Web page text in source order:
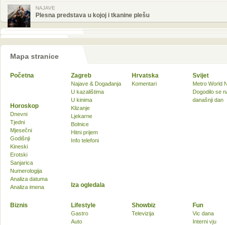
NAJAVE
Plesna predstava u kojoj i tkanine plešu
Mapa stranice
Početna Zagreb
Najave & Događanja
U kazalištima
U kinima
Klizanje
Ljekarne
Bolnice
Hitni prijem
Info telefoni
Hrvatska
Komentari
Svijet
Metro World
Dogodilo se
današnji dan
Biznis Lifestyle
Gastro
Auto
Showbiz
Televizija
Fun
Vic dana
Interni vju
Horoskop
Dnevni
Tjedni
Mjesečni
Godišnji
Kineski
Erotski
Sanjarica
Numerologija
Analiza datuma
Analiza imena
Iza ogledala